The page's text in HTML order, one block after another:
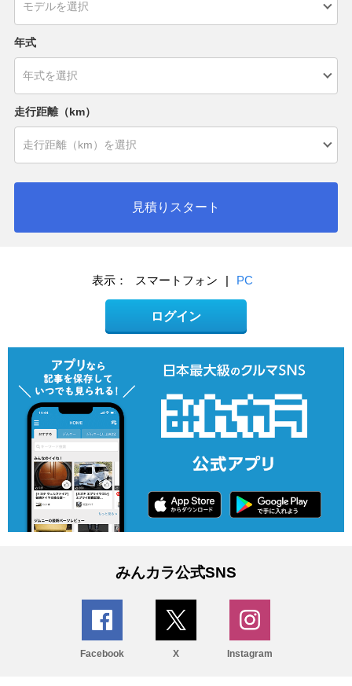
年式
走行距離（km）
見積りスタート
表示： スマートフォン | PC
ログイン
みんカラ公式SNS
Facebook X Instagram